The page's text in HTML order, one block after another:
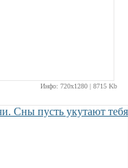
Инфо: 720х1280 | 8715 Kb